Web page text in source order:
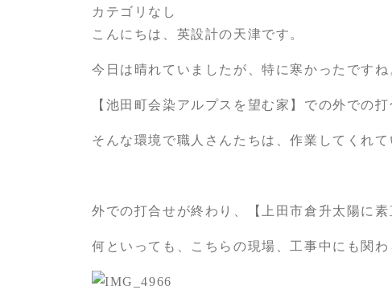
カテゴリなし
こんにちは、英設計の天津です。
今日は晴れていましたが、特に寒かったですね
【池田町会染アルプスを望む家】での外での
そんな環境で職人さんたちは、作業してくれて
外での打合せが終わり、【上田市倉升太陽に素
何といっても、こちらの現場、工事中にも関わ